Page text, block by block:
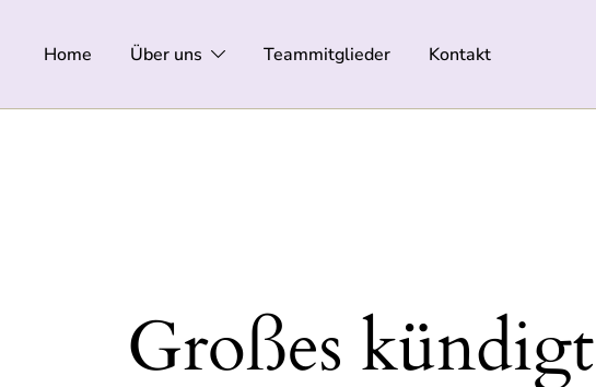
Home Über uns Teammitglieder Kontakt
Großes